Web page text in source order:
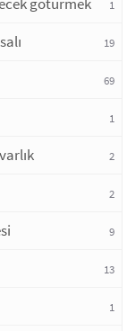
1
19
69
1
2
2
9
13
1